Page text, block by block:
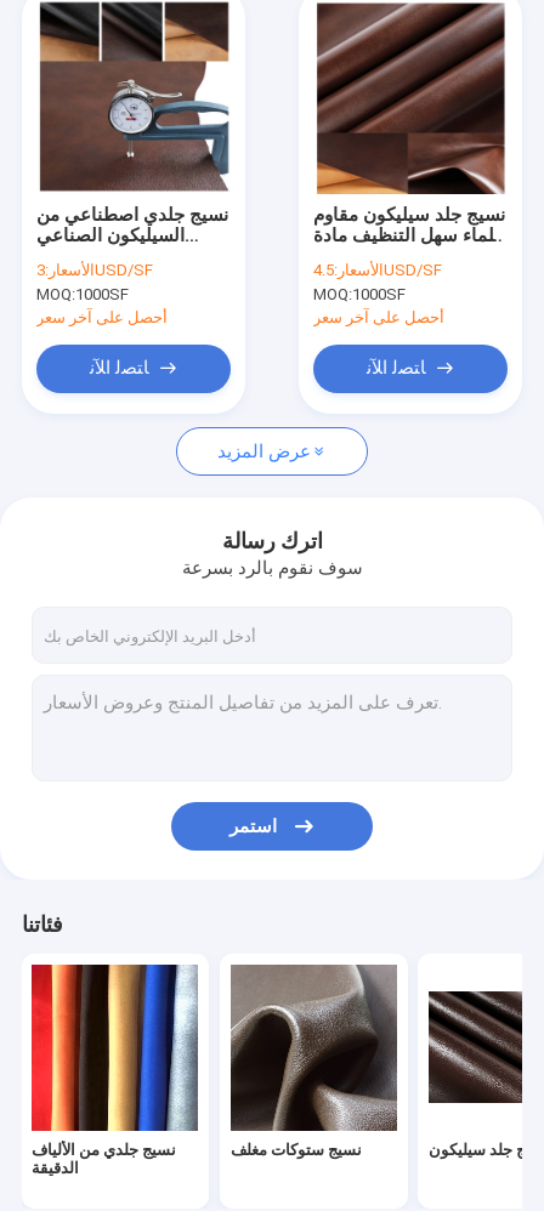
المنتجات
حول بنا
اتصل بنا
نسيج جلدي من الألياف الدقيقة
نسيج ستوكات مغلف
نسيج جلد سيليكون
بو الجلود الاصطناعية
جلد اصطناعي PVC
تنجيد السيارات والجلود
ملابس جلدية مخصصة
نسيج جلدي اصطناعي من
السيليكون الصناعي
الأسعار: 3USD/SF
MOQ:1000SF
أحصل على آخر سعر
ﺎﺘﺼﻟ ﺍﻶﻧ
نسيج جلد سيليكون مقاوم
للماء سهل التنظيف مادة
جلدية ناعمة الملمس
الأسعار:4.5USD/SF
MOQ:1000SF
أحصل على آخر سعر
ﺎﺘﺼﻟ ﺍﻶﻧ
عرض المزيد
اترك رسالة
سوف نقوم بالرد بسرعة
استمر
فئاتنا
نسيج جلدي من الألياف
الدقيقة
نسيج ستوكات مغلف جلد سيليكون